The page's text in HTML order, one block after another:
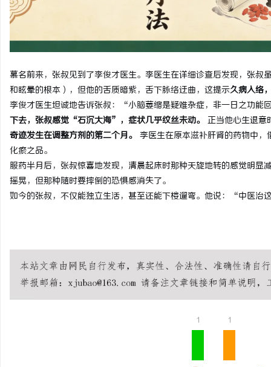
慕名前来，张叔见到了李俊才医生。李医生在详细诊查后发现，张叔
和眩晕的根本），但他的舌质暗紫，舌下脉络迂曲，这提示久病入络
李俊才医生坦诚地告诉张叔：“小脑萎缩是疑难杂症，非一日之功
下去，张叔感觉“石沉大海”，症状几乎纹丝未动。
正当他心生退意
奇迹发生在调整方剂的第二个月。
李医生在原本滋补肝肾的药物中
化瘀之品。
服药半月后，张叔惊喜地发现，清晨起床时那种天旋地转的感觉明
摇晃，但那种随时要摔倒的恐惧感消失了。
如今的张叔，不仅能独立生活，甚至还能下楼遛弯。他说：“中医治
1 1
商标购买：即买即用，